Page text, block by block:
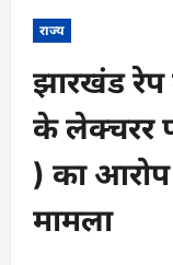
राज्य
झारखंड
के लेक्चरर
) का आरोप
मामला